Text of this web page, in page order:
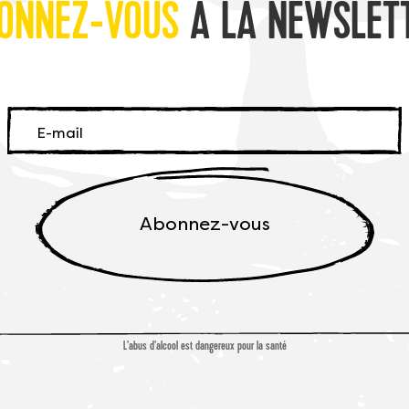
VOUS À LA
Abonnez-vous
L’abus d’alcool est dangereux pour la santé